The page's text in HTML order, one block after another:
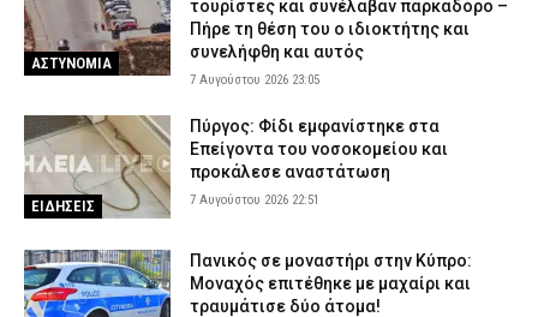
ΑΣΤΥΝΟΜΙΑ
τουρίστες και συνέλαβαν παρκαδόρο –
Πήρε τη θέση του ο ιδιοκτήτης και
συνελήφθη και αυτός
7 Αυγούστου 2026 23:05
ΕΙΔΗΣΕΙΣ
Πύργος: Φίδι εμφανίστηκε στα
Επείγοντα του νοσοκομείου και
προκάλεσε αναστάτωση
7 Αυγούστου 2026 22:51
Πανικός σε μοναστήρι στην Κύπρο:
Μοναχός επιτέθηκε με μαχαίρι και
τραυμάτισε δύο άτομα!